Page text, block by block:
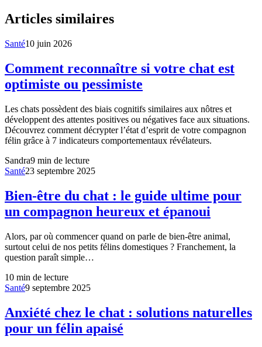
Articles similaires
Santé10 juin 2026
Comment reconnaître si votre chat est
optimiste ou pessimiste
Les chats possèdent des biais cognitifs similaires aux nôtres et
développent des attentes positives ou négatives face aux situations.
Découvrez comment décrypter l’état d’esprit de votre compagnon
félin grâce à 7 indicateurs comportementaux révélateurs.
Sandra9 min de lecture
Santé23 septembre 2025
Bien-être du chat : le guide ultime pour
un compagnon heureux et épanoui
Alors, par où commencer quand on parle de bien-être animal,
surtout celui de nos petits félins domestiques ? Franchement, la
question paraît simple…
10 min de lecture
Santé9 septembre 2025
Anxiété chez le chat : solutions naturelles
pour un félin apaisé